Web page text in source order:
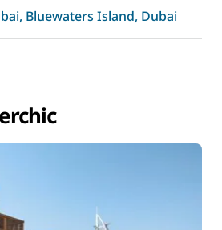
Bluewaters Island, Dubai